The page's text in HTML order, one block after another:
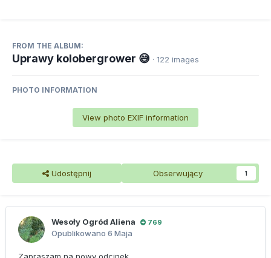
FROM THE ALBUM:
Uprawy kolobergrower 😅 · 122 images
PHOTO INFORMATION
View photo EXIF information
Udostępnij Obserwujący 1
Wesoły Ogród Aliena 769
Opublikowano 6 Maja